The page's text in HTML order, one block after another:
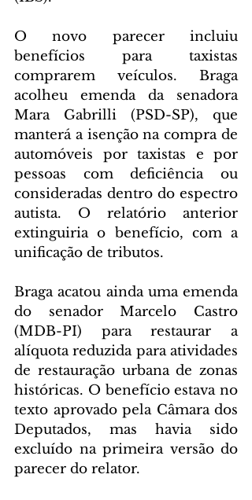
O novo parecer incluiu
benefícios para taxistas
comprarem veículos. Braga
acolheu emenda da senadora
Mara Gabrilli (PSD-SP), que
manterá a isenção na compra de
automóveis por taxistas e por
pessoas com deficiência ou
consideradas dentro do espectro
autista. O relatório anterior
extinguiria o benefício, com a
unificação de tributos.
Braga acatou ainda uma emenda
do senador Marcelo Castro
(MDB-PI) para restaurar a
alíquota reduzida para atividades
de restauração urbana de zonas
históricas. O benefício estava no
texto aprovado pela Câmara dos
Deputados, mas havia sido
excluído na primeira versão do
parecer do relator.